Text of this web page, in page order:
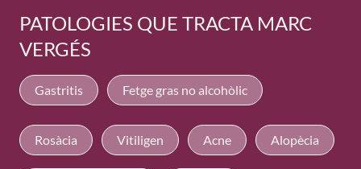
PATOLOGIES QUE TRACTA MARC
VERGÉS
Gastritis Fetge gras no alcohòlic
Rosàcia Vitiligen Acne Alopècia